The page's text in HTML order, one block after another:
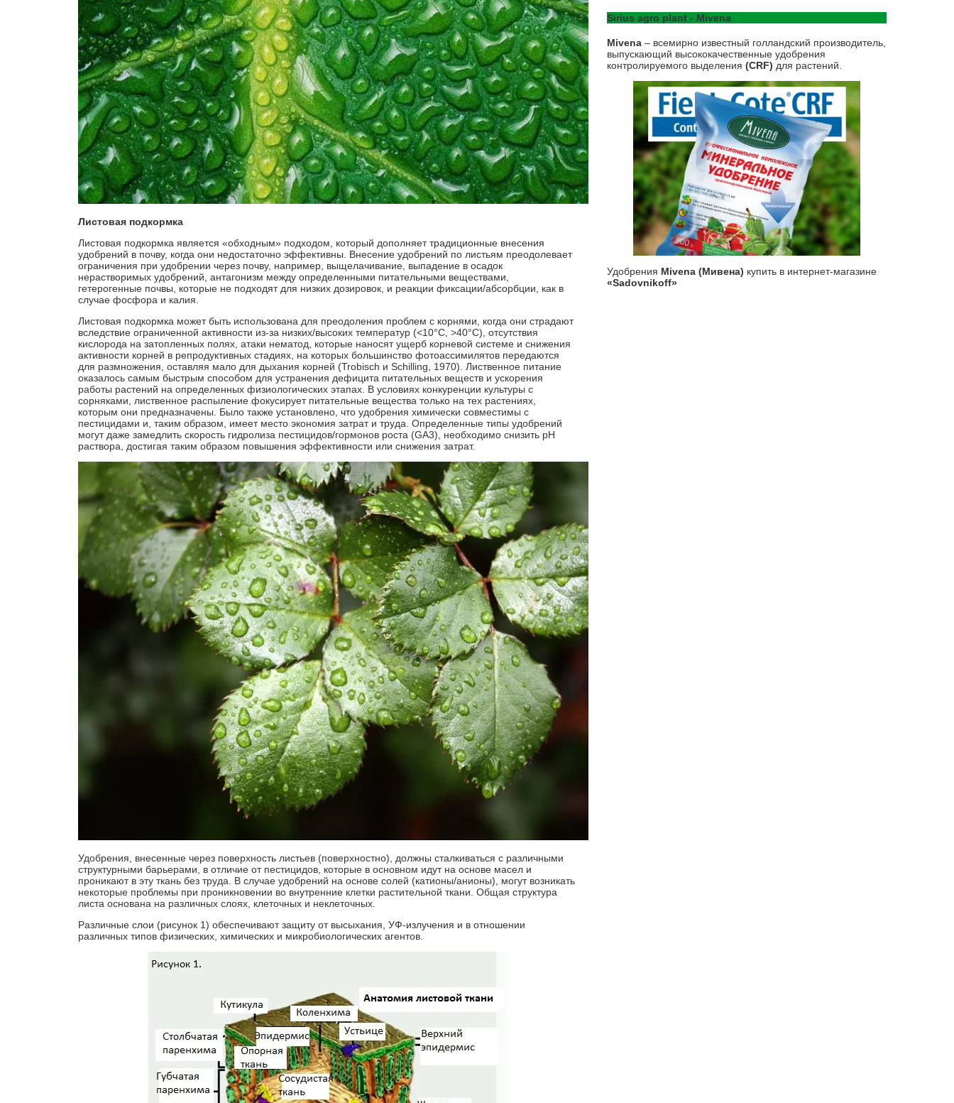
Листовая подкормка
Листовая подкормка является «обходным» подходом, который дополняет традиционные внесения
удобрений в почву, когда они недостаточно эффективны. Внесение удобрений по листьям преодолевает
ограничения при удобрении через почву, например, выщелачивание, выпадение в осадок
нерастворимых удобрений, антагонизм между определенными питательными веществами,
гетерогенные почвы, которые не подходят для низких дозировок, и реакции фиксации/абсорбции, как в
случае фосфора и калия.
Листовая подкормка может быть использована для преодоления проблем с корнями, когда они страдают
вследствие ограниченной активности из-за низких/высоких температур (<10°С, >40°C), отсутствия
кислорода на затопленных полях, атаки нематод, которые наносят ущерб корневой системе и снижения
активности корней в репродуктивных стадиях, на которых большинство фотоассимилятов передаются
для размножения, оставляя мало для дыхания корней (Trobisch и Schilling, 1970). Лиственное питание
оказалось самым быстрым способом для устранения дефицита питательных веществ и ускорения
работы растений на определенных физиологических этапах. В условиях конкуренции культуры с
сорняками, лиственное распыление фокусирует питательные вещества только на тех растениях,
которым они предназначены. Было также установлено, что удобрения химически совместимы с
пестицидами и, таким образом, имеет место экономия затрат и труда. Определенные типы удобрений
могут даже замедлить скорость гидролиза пестицидов/гормонов роста (GA3), необходимо снизить pH
раствора, достигая таким образом повышения эффективности или снижения затрат.
Удобрения, внесенные через поверхность листьев (поверхностно), должны сталкиваться с различными
структурными барьерами, в отличие от пестицидов, которые в основном идут на основе масел и
проникают в эту ткань без труда. В случае удобрений на основе солей (катионы/анионы), могут возникать
некоторые проблемы при проникновении во внутренние клетки растительной ткани. Общая структура
листа основана на различных слоях, клеточных и неклеточных.
Различные слои (рисунок 1) обеспечивают защиту от высыхания, УФ-излучения и в отношении
различных типов физических, химических и микробиологических агентов.
Sirius agro plant - Mivena
Mivena – всемирно известный голландский производитель,
выпускающий высококачественные удобрения
контролируемого выделения (CRF) для растений.
Удобрения Mivena (Мивена) купить в интернет-магазине
«Sadovnikoff»